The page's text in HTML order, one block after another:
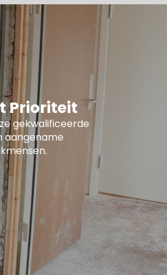
Prioriteit
gekwalificeerde
aangename